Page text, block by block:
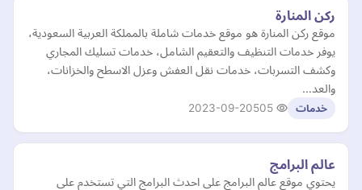
ركن المنارة
موقع ركن المنارة هو موقع خدمات شاملة بالمملكة العربية السعودية،
يوفر خدمات التنظيف والتعقيم الشامل، خدمات تسليك المجاري
وكشف التسربات، خدمات نقل العفش وعزل الاسطح والخزانات،
والعد…
خدمات 2023-09-20
عالم البرامج
يحتوي موقع عالم البرامج على احدث البرامج التي تستخدم على